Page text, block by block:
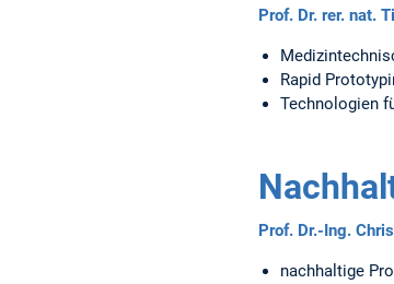
Prof. Dr. rer. nat.
Rapid
Technologien
Prof. Dr.-Ing.
nachhaltige